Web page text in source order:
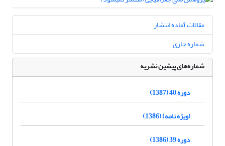
مقالات آماده انتشار
شماره جاری
شماره‌های پیشین نشریه
دوره 40 (1387)
(ویژه نامه) (1386)
دوره 39 (1386)